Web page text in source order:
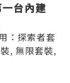
台內建
用：探索者套
, 無限套裝,